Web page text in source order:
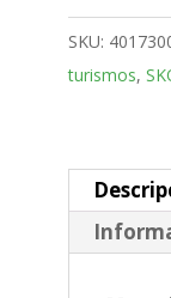
Puertas
Bola
fija
cantidad
SKU:
turismos,